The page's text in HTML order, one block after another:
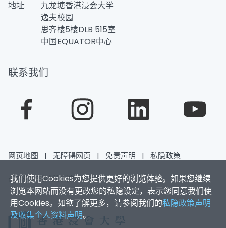
我们使用Cookies为您提供更好的浏览体验。如果您继续
浏览本网站而没有更改您的私隐设定，表示您同意我们使
用Cookies。如欲了解更多，请参阅我们的私隐政策声明
及收集个人资料声明。
地址:
九龙塘香港浸会大学
逸夫校园
思齐楼5楼DLB 515室
中国EQUATOR中心
联系我们
网页地图 | 无障碍网页 | 免责声明 | 私隐政策
香港浸会大学 版权所有 © 2026